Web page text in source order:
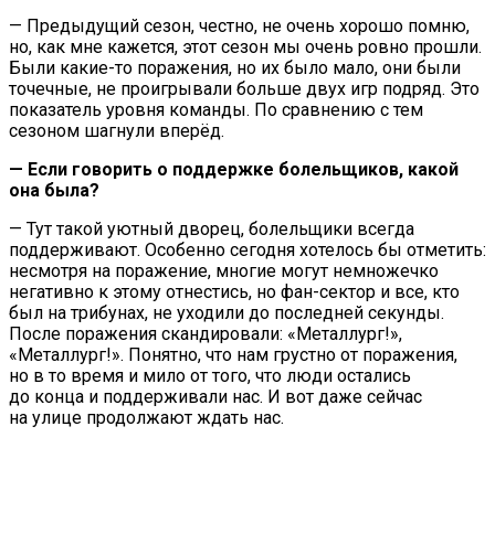
— Предыдущий сезон, честно, не очень хорошо помню,
но, как мне кажется, этот сезон мы очень ровно прошли.
Были какие-то поражения, но их было мало, они были
точечные, не проигрывали больше двух игр подряд. Это
показатель уровня команды. По сравнению с тем
сезоном шагнули вперёд.
— Если говорить о поддержке болельщиков, какой
она была?
— Тут такой уютный дворец, болельщики всегда
поддерживают. Особенно сегодня хотелось бы отметить:
несмотря на поражение, многие могут немножечко
негативно к этому отнестись, но фан-сектор и все, кто
был на трибунах, не уходили до последней секунды.
После поражения скандировали: «Металлург!»,
«Металлург!». Понятно, что нам грустно от поражения,
но в то время и мило от того, что люди остались
до конца и поддерживали нас. И вот даже сейчас
на улице продолжают ждать нас.